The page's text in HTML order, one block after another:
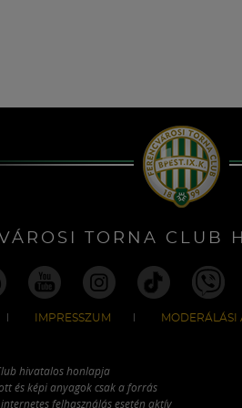
TORNA CLUB
IMPRESSZUM MODERÁLÁSI
hivatalos honlapja
és képi anyagok csak a forrás
felhasználás esetén aktív